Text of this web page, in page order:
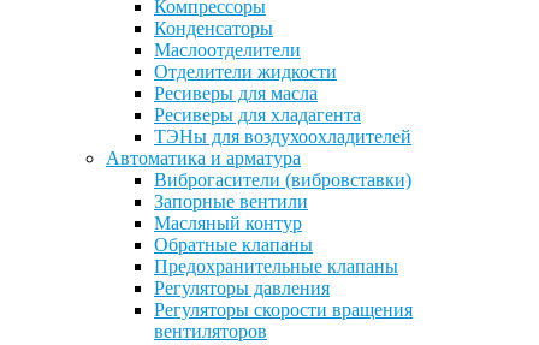
Компрессоры
Конденсаторы
Маслоотделители
Отделители жидкости
Ресиверы для масла
Ресиверы для хладагента
ТЭНы для воздухоохладителей
Автоматика и арматура
Виброгасители (вибровставки)
Запорные вентили
Масляный контур
Обратные клапаны
Предохранительные клапаны
Регуляторы давления
Регуляторы скорости вращения
вентиляторов